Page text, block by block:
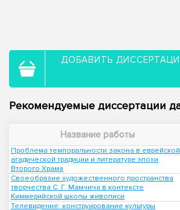
ДОБАВИТЬ
Рекомендуемые диссертации
Название работы
Проблема темпоральности закона в еврейской
агадической традиции и литературе эпохи
Второго Храма
Своеобразие художественного пространства
творчества С. Г. Мамчича в контексте
Киммерийской школы живописи
Телевидение: конструирование культуры